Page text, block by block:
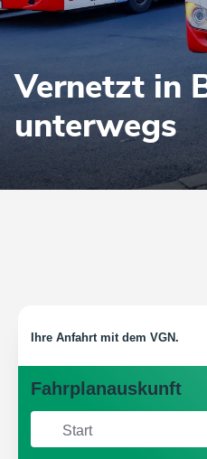
Vernetzt in
unterwegs
Ihre An­fahrt mit dem VGN.
Fahr­plan­aus­kunft